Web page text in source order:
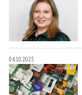
04.10.2025